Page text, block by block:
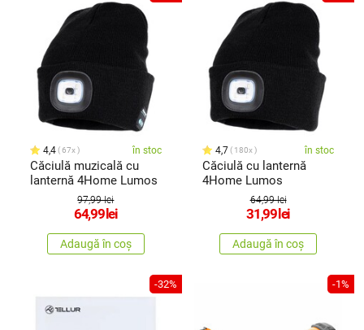
4,4 67x în stoc
Căciulă muzicală cu
lanternă 4Home Lumos
97,99 lei
64,99 lei
Adaugă în coș
4,7 180x în stoc
Căciulă cu lanternă
4Home Lumos
64,99 lei
31,99 lei
Adaugă în coș
-32% -1%